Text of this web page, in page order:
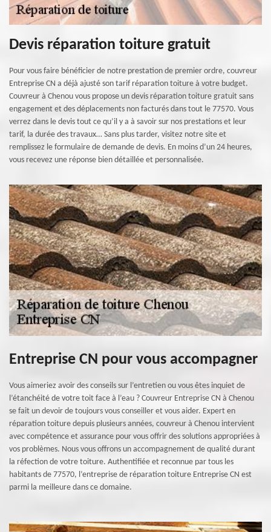
Devis réparation toiture gratuit
Pour vous faire bénéficier de notre prestation de premier ordre, couvreur
Entreprise CN a déjà ajusté son tarif réparation toiture à votre budget.
Couvreur à Chenou vous propose un devis réparation toiture gratuit sans
engagement et des déplacements non facturés dans tout le 77570. Vous
verrez dans le devis tout ce qu’il y a à savoir sur nos prestations et leur
tarif, la durée des travaux… Sans plus tarder, visitez notre site et
remplissez le formulaire de demande de devis. En moins d’un 24 heures,
vous recevez une réponse bien détaillée et personnalisée.
Entreprise CN pour vous accompagner
Vous aimeriez avoir des conseils sur l’entretien ou vous êtes inquiet de
l’étanchéité de votre toit face à l’eau ? Couvreur Entreprise CN à Chenou
se fait un devoir de toujours vous conseiller et vous aider. Expert en
réparation toiture depuis plusieurs années, couvreur à Chenou intervient
avec compétence et assurance pour vous offrir des solutions appropriées à
vos problèmes. Nous vous offrons un accompagnement de qualité durant
la réfection de votre toiture. Authentifiée et reconnue par tous les
habitants de 77570, l’entreprise de réparation toiture Entreprise CN est
parmi la meilleure dans ce domaine.